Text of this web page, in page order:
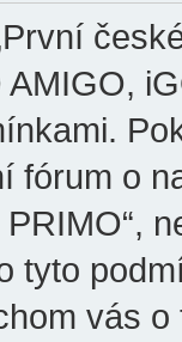
fórum o
tyto
vás